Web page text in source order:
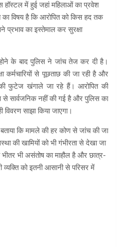
हॉस्टल में हुई जहां महिलाओं का प्रवेश
विषय है कि आरोपित को किस हद तक
का इस्तेमाल कर सुरक्षा
के बाद पुलिस ने जांच तेज कर दी है।
से पूछताछ की जा रही है और
फुटेज खंगाले जा रहे हैं। आरोपित की
सार्वजनिक नहीं की गई है और पुलिस का
साझा किया जाएगा।
कि मामले की हर कोण से जांच की जा
की खामियों को भी गंभीरता से देखा जा
भी असंतोष का माहौल है और छात्र-
व्यक्ति को इतनी आसानी से परिसर में